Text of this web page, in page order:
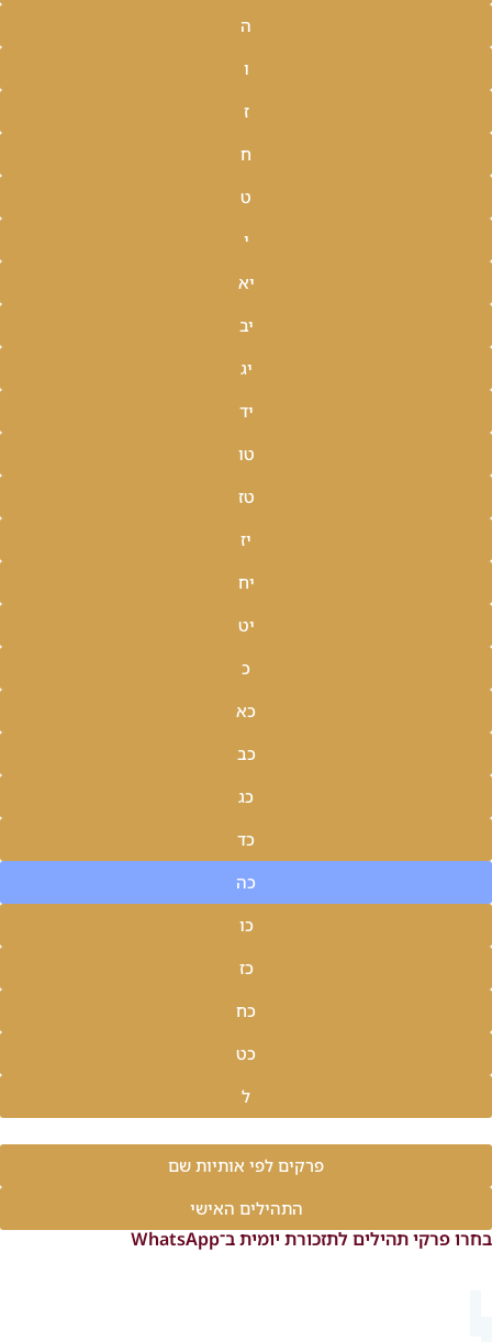
ה
ו
ז
ח
ט
י
יא
יב
יג
יד
טו
טז
יז
יח
יט
כ
כא
כב
כג
כד
כה
כו
כז
כח
כט
ל
פרקים לפי אותיות שם
התהילים האישי
בחרו פרקי תהילים לתזכורת יומית ב־WhatsApp